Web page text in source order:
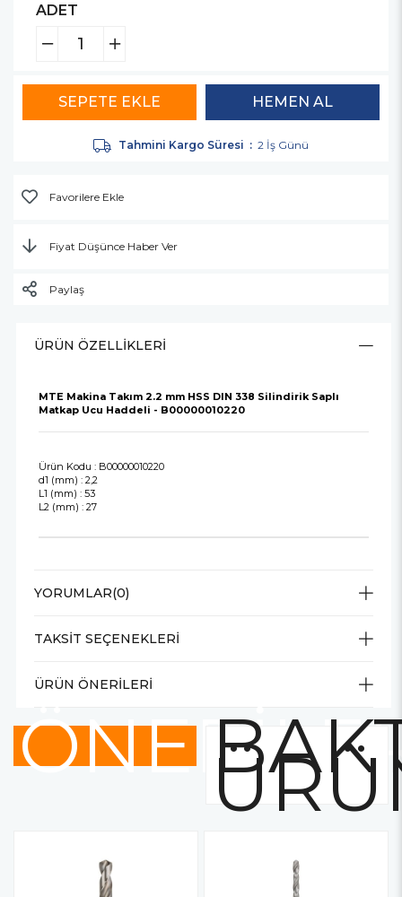
ADET
Tahmini Kargo Süresi : 2 İş Günü
Favorilere Ekle
Fiyat Düşünce Haber Ver
Paylaş
ÜRÜN ÖZELLIKLERI
MTE Makina Takım 2.2 mm HSS DIN 338 Silindirik Saplı
Matkap Ucu Haddeli - B00000010220
Ürün Kodu : B00000010220
d1 (mm) : 2,2
L1 (mm) : 53
L2 (mm) : 27
YORUMLAR(0)
TAKSIT SEÇENEKLERI
ÜRÜN ÖNERILERI